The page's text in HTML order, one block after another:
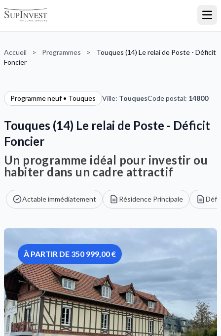
Accueil > Programmes >
Touques (14) Le relai de Poste - Déficit
Foncier
Programme neuf • Touques Ville: TouquesCode postal: 14800
Touques (14) Le relai de Poste - Déficit
Foncier
Un programme idéal pour investir ou
habiter dans un cadre attractif
Actable immédiatement Résidence Principale
À PARTIR DE 350 999,00 €